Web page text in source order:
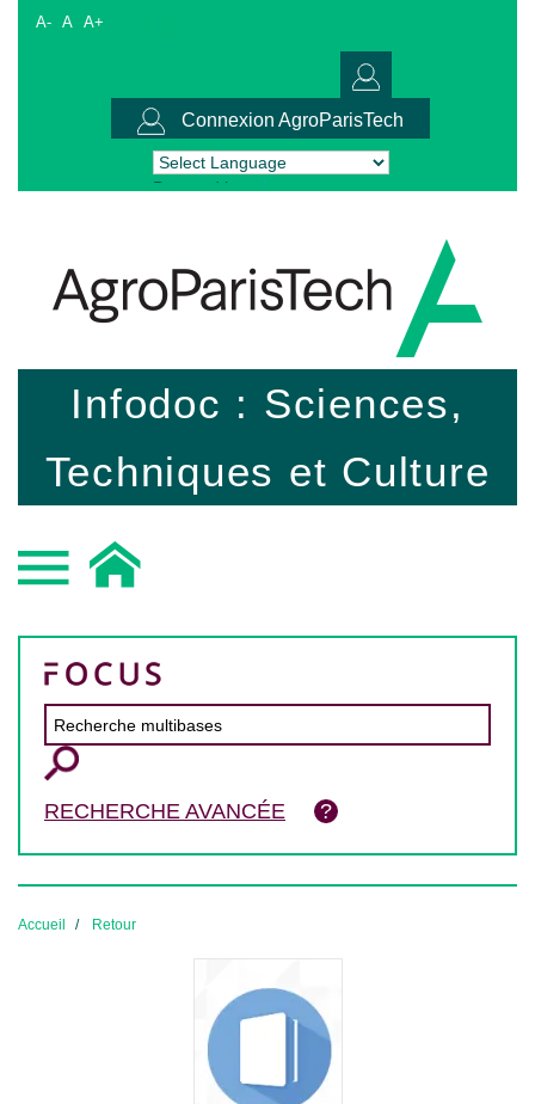
A- A A+
Connexion AgroParisTech
Powered by Translate
Infodoc : Sciences,
Techniques et Culture
RECHERCHE AVANCÉE
Accueil Retour